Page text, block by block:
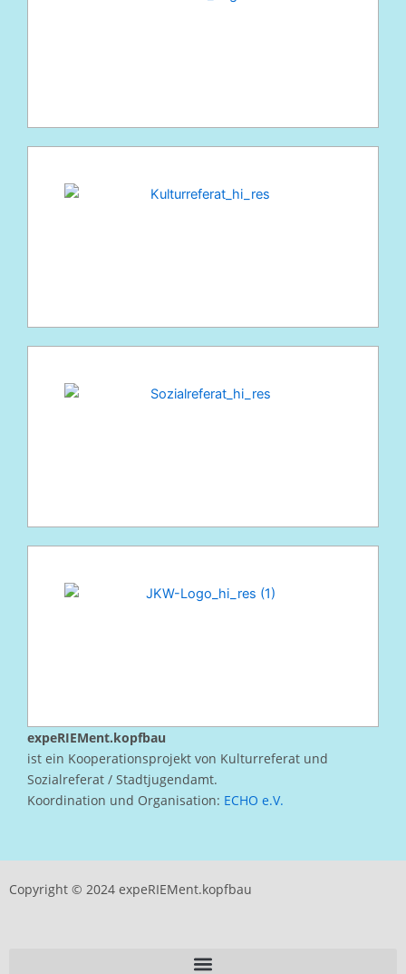
expeRIEMent.kopfbau
ist ein Kooperationsprojekt von Kulturreferat und
Sozialreferat / Stadtjugendamt.
Koordination und Organisation: ECHO e.V.
Copyright © 2024 expeRIEMent.kopfbau